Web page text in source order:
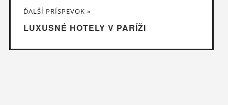
ĎALŠÍ PRÍSPEVOK »
LUXUSNÉ HOTELY V PARÍŽI